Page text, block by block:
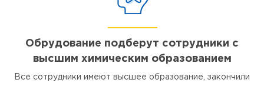
Обрудование подберут сотрудники с
высшим химическим образованием
Все сотрудники имеют высшее образование, закончили